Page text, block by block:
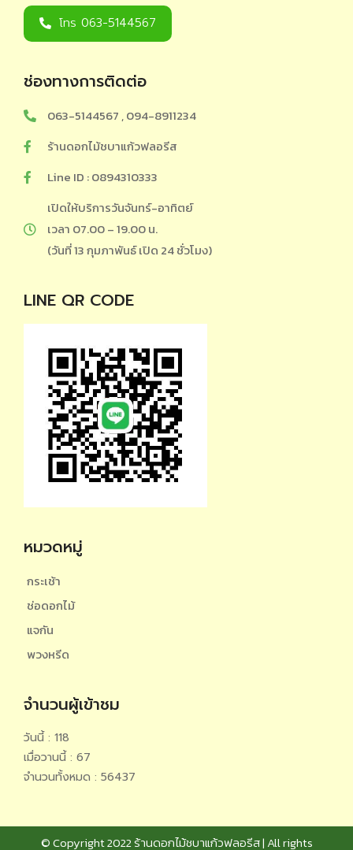
โทร 063-5144567
ช่องทางการติดต่อ
063-5144567 , 094-8911234
ร้านดอกไม้ชบาแก้วฟลอรีส
Line ID : 0894310333
เปิดให้บริการวันจันทร์-อาทิตย์
เวลา 07.00 – 19.00 น.
(วันที่ 13 กุมภาพันธ์ เปิด 24 ชั่วโมง)
LINE QR CODE
หมวดหมู่
กระเช้า
ช่อดอกไม้
แจกัน
พวงหรีด
จำนวนผู้เข้าชม
วันนี้ : 118
เมื่อวานนี้ : 67
จำนวนทั้งหมด : 56437
© Copyright 2022 ร้านดอกไม้ชบาแก้วฟลอรีส | All rights